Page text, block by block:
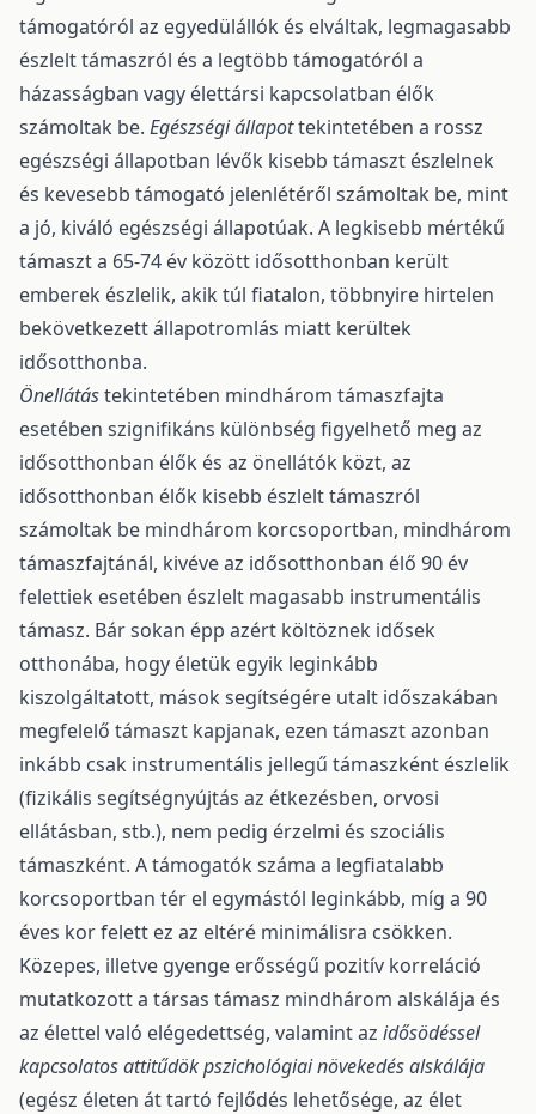
támogatóról az egyedülállók és elváltak, legmagasabb
észlelt támaszról és a legtöbb támogatóról a
házasságban vagy élettársi kapcsolatban élők
számoltak be. Egészségi állapottekintetében a rossz
egészségi állapotban lévők kisebb támaszt észlelnek
és kevesebb támogató jelenlétéről számoltak be, mint
a jó, kiváló egészségi állapotúak. A legkisebb mértékű
támaszt a 65-74 év között idősotthonban került
emberek észlelik, akik túl fiatalon, többnyire hirtelen
bekövetkezett állapotromlás miatt kerültek
idősotthonba.
Önellátástekintetében mindhárom támaszfajta
esetében szignifikáns különbség figyelhető meg az
idősotthonban élők és az önellátók közt, az
idősotthonban élők kisebb észlelt támaszról
számoltak be mindhárom korcsoportban, mindhárom
támaszfajtánál, kivéve az idősotthonban élő 90 év
felettiek esetében észlelt magasabb instrumentális
támasz. Bár sokan épp azért költöznek idősek
otthonába, hogy életük egyik leginkább
kiszolgáltatott, mások segítségére utalt időszakában
megfelelő támaszt kapjanak, ezen támaszt azonban
inkább csak instrumentális jellegű támaszként észlelik
(fizikális segítségnyújtás az étkezésben, orvosi
ellátásban, stb.), nem pedig érzelmi és szociális
támaszként. A támogatók száma a legfiatalabb
korcsoportban tér el egymástól leginkább, míg a 90
éves kor felett ez az eltéré minimálisra csökken.
Közepes, illetve gyenge erősségű pozitív korreláció
mutatkozott a társas támasz mindhárom alskálája és
az élettel való elégedettség, valamint az idősödéssel
kapcsolatos attitűdök pszichológiai növekedés alskálája
(egész életen át tartó fejlődés lehetősége, az élet